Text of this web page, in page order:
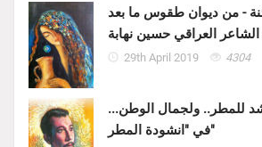
- من ديوان طقوس ما بعد
- الشاعر العراقي حسين نهابة
29th April 2019 4304
للمطر.. ولجمال الوطن...
في "انشودة المطر"